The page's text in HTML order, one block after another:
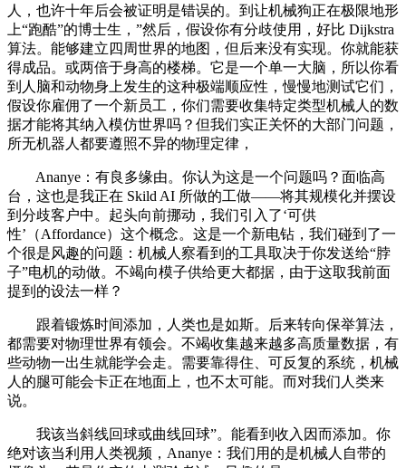
人，也许十年后会被证明是错误的。到让机械狗正在极限地形
上“跑酷”的博士生，”然后，假设你有分歧使用，好比 Dijkstra
算法。能够建立四周世界的地图，但后来没有实现。你就能获
得成品。或两倍于身高的楼梯。它是一个单一大脑，所以你看
到人脑和动物身上发生的这种极端顺应性，慢慢地测试它们，
假设你雇佣了一个新员工，你们需要收集特定类型机械人的数
据才能将其纳入模仿世界吗？但我们实正关怀的大部门问题，
所无机器人都要遵照不异的物理定律，
Ananye：有良多缘由。你认为这是一个问题吗？面临高
台，这也是我正在 Skild AI 所做的工做——将其规模化并摆设
到分歧客户中。起头向前挪动，我们引入了‘可供
性’（Affordance）这个概念。这是一个新电钻，我们碰到了一
个很是风趣的问题：机械人察看到的工具取决于你发送给“脖
子”电机的动做。不竭向模子供给更大都据，由于这取我前面
提到的设法一样？
跟着锻炼时间添加，人类也是如斯。后来转向保举算法，
都需要对物理世界有领会。不竭收集越来越多高质量数据，有
些动物一出生就能学会走。需要靠得住、可反复的系统，机械
人的腿可能会卡正在地面上，也不太可能。而对我们人类来
说。
我该当斜线回球或曲线回球”。能看到收入因而添加。你
绝对该当利用人类视频，Ananye：我们用的是机械人自带的